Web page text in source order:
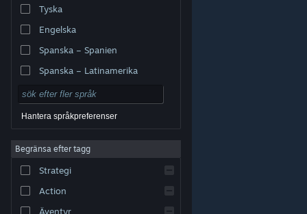
varumärken tillhör respektive ägare i USA och andra
Tillgänglighet
Återbetalningar|
Tyska
Engelska
Spanska – Spanien
Spanska – Latinamerika
Hantera språkpreferenser
Begränsa efter tagg
Strategi
Action
Äventyr